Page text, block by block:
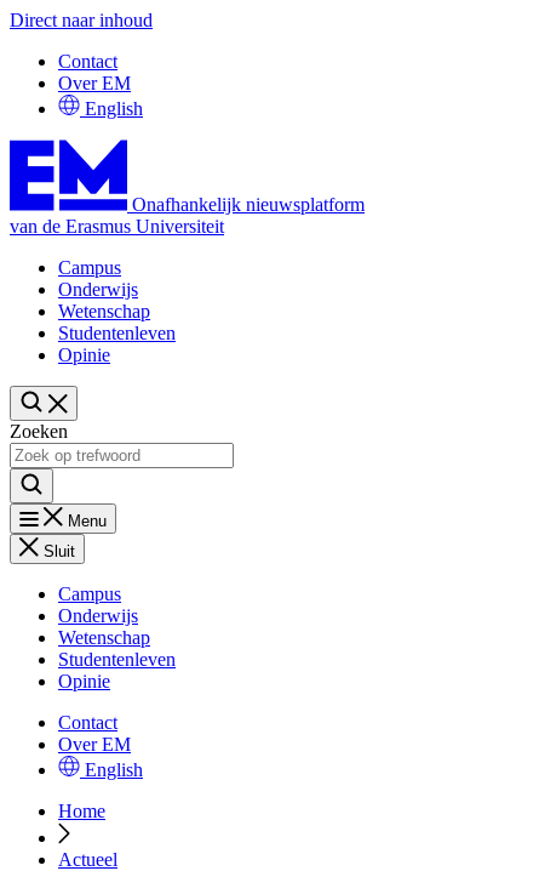
Direct naar inhoud
Contact
Over EM
English
Onafhankelijk nieuwsplatform
van de Erasmus Universiteit
Campus
Onderwijs
Wetenschap
Studentenleven
Opinie
Zoeken
Menu
Sluit
Campus
Onderwijs
Wetenschap
Studentenleven
Opinie
Contact
Over EM
English
Home
Actueel